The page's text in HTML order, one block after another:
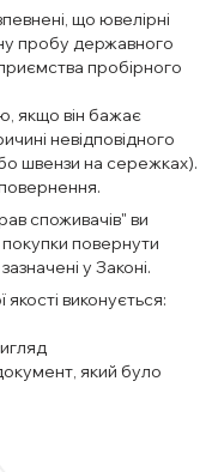
що ювелірні
пробу державного
пробірного
якщо він бажає
невідповідного
швензи на сережках).
споживачів" ви
повернути
у Законі.
виконується:
який було